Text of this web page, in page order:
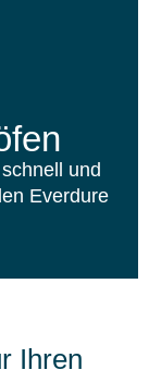
und
Everdure
Ihren